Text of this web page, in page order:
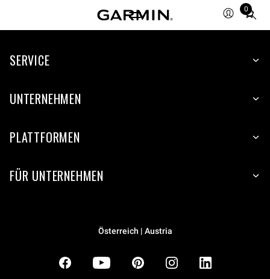
0
Total
items
cart:
SERVICE
UNTERNEHMEN
PLATTFORMEN
FÜR UNTERNEHMEN
Österreich | Austria